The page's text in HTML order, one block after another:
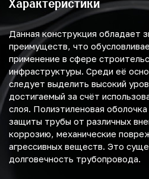
Характеристики
Данная конструкция обладает
преимуществ, что
применение в сфере
инфраструктуры. Среди её
следует выделить высокий
достигаемый за счёт
слоя. Полиэтиленовая
защиты трубы от различных
коррозию, механические
агрессивных веществ. Это
долговечность трубопровода.